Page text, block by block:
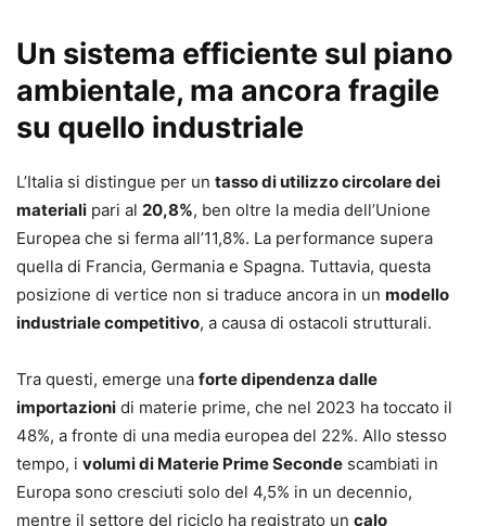
Un sistema efficiente sul piano
ambientale, ma ancora fragile
su quello industriale
L’Italia si distingue per un tasso di utilizzo circolare dei
materiali pari al 20,8%, ben oltre la media dell’Unione
Europea che si ferma all’11,8%. La performance supera
quella di Francia, Germania e Spagna. Tuttavia, questa
posizione di vertice non si traduce ancora in un modello
industriale competitivo, a causa di ostacoli strutturali.
Tra questi, emerge una forte dipendenza dalle
importazioni di materie prime, che nel 2023 ha toccato il
48%, a fronte di una media europea del 22%. Allo stesso
tempo, i volumi di Materie Prime Seconde scambiati in
Europa sono cresciuti solo del 4,5% in un decennio,
mentre il settore del riciclo ha registrato un calo